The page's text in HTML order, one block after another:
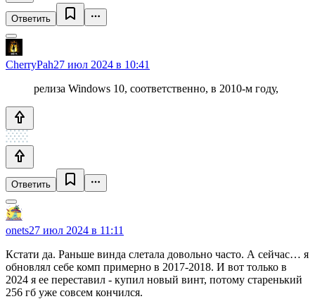
Ответить
CherryPah27 июл 2024 в 10:41
релиза Windows 10, соответственно, в 2010-м году,
Ответить
onets27 июл 2024 в 11:11
Кстати да. Раньше винда слетала довольно часто. А сейчас… я
обновлял себе комп примерно в 2017-2018. И вот только в
2024 я ее переставил - купил новый винт, потому старенький
256 гб уже совсем кончился.